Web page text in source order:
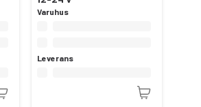
Varuhus
Leverans